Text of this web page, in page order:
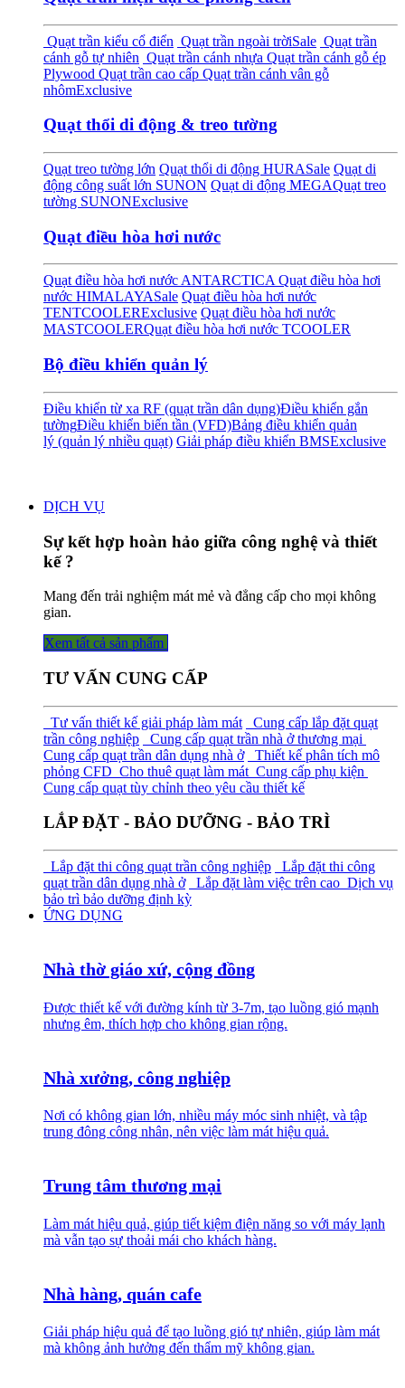
Quạt trần kiểu cổ điển Quạt trần ngoài trờiSale Quạt trần
cánh gỗ tự nhiên Quạt trần cánh nhựa Quạt trần cánh gỗ ép
Plywood Quạt trần cao cấp Quạt trần cánh vân gỗ
nhômExclusive
Quạt thổi di động & treo tường
Quạt treo tường lớn Quạt thổi di động HURASale Quạt di
động công suất lớn SUNON Quạt di động MEGAQuạt treo
tường SUNONExclusive
Quạt điều hòa hơi nước
Quạt điều hòa hơi nước ANTARCTICA Quạt điều hòa hơi
nước HIMALAYASale Quạt điều hòa hơi nước
TENTCOOLERExclusive Quạt điều hòa hơi nước
MASTCOOLERQuạt điều hòa hơi nước TCOOLER
Bộ điều khiển quản lý
Điều khiển từ xa RF (quạt trần dân dụng)Điều khiển gắn
tườngĐiều khiển biến tần (VFD)Bảng điều khiển quản
lý (quản lý nhiều quạt) Giải pháp điều khiển BMSExclusive
DỊCH VỤ
Sự kết hợp hoàn hảo giữa công nghệ và thiết
kế ?
Mang đến trải nghiệm mát mẻ và đẳng cấp cho mọi không
gian.
Xem tất cả sả​​​​n phẩm
TƯ VẤN CUNG CẤP
Tư vấn thiết kế giải pháp làm mát
Cung cấp lắp đặt quạt
trần công nghiệp
Cung cấp quạt trần nhà ở thương mại
Cung cấp quạt trần dân dụng nhà ở
Thiết kế phân tích mô
phỏng CFD Cho thuê quạt làm mát Cung cấp phụ kiện
Cung cấp quạt tùy chỉnh theo yêu cầu thiết kế
LẮP ĐẶT - BẢO DƯỠNG - BẢO TRÌ
Lắp đặt thi công quạt trần công nghiệp
Lắp đặt thi công
quạt trần dân dụng nhà ở
Lắp đặt làm việc trên cao Dịch vụ
bảo trì bảo dưỡng định kỳ
ỨNG DỤNG
Nhà thờ giáo xứ, cộng đồng
Được thiết kế với đường kính từ 3-7m, tạo luồng gió mạnh
nhưng êm, thích hợp cho không gian rộng.
Nhà xưởng, công nghiệp
Nơi có không gian lớn, nhiều máy móc sinh nhiệt, và tập
trung đông công nhân, nên việc làm mát hiệu quả.
Trung tâm thương mại
Làm mát hiệu quả, giúp tiết kiệm điện năng so với máy lạnh
mà vẫn tạo sự thoải mái cho khách hàng.
Nhà hàng, quán cafe
Giải pháp hiệu quả để tạo luồng gió tự nhiên, giúp làm mát
mà không ảnh hưởng đến thẩm mỹ không gian.